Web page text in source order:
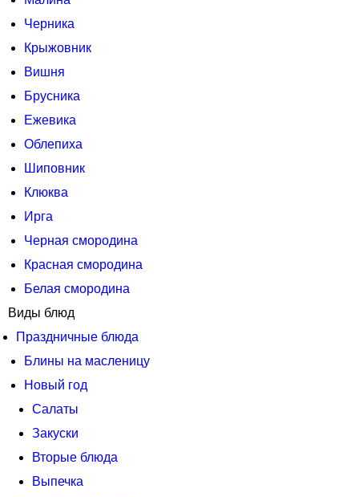
Черника
Крыжовник
Вишня
Брусника
Ежевика
Облепиха
Шиповник
Клюква
Ирга
Черная смородина
Красная смородина
Белая смородина
Виды блюд
Праздничные блюда
Блины на масленицу
Новый год
Салаты
Закуски
Вторые блюда
Выпечка